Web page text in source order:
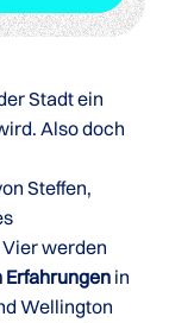
Stadt ein
Also doch
Steffen,
werden
Erfahrungenin
Wellington